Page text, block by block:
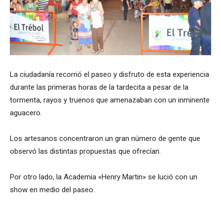
La ciudadanía recorrió el paseo y disfruto de esta experiencia
durante las primeras horas de la tardecita a pesar de la
tormenta, rayos y truenos que amenazaban con un inminente
aguacero.
Los artesanos concentraron un gran número de gente que
observó las distintas propuestas que ofrecían.
Por otro lado, la Academia «Henry Martin» se lució con un
show en medio del paseo.